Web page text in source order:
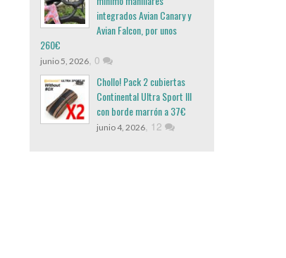
integrados Avian Canary y
Avian Falcon, por unos
260€
junio 5, 2026, 0
Chollo! Pack 2 cubiertas
Continental Ultra Sport III
con borde marrón a 37€
junio 4, 2026, 12